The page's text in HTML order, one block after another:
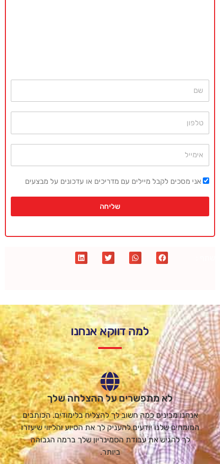
אני מסכים לקבל מיילים עם מדריכים או עדכונים על מבצעים
שליחה
למה דווקא אנחנו
לא מתפשרים על ההצלחה שלך
אנחנו מבינים כמה חשוב לך להצליח בלימודים. הכותבים
המומחים שלנו יודעים להעניק לך את הסיוע והליווי שיעזרו
לך להגיש את עבודת הסמינריון שלך ברמה הגבוהה
ביותר.